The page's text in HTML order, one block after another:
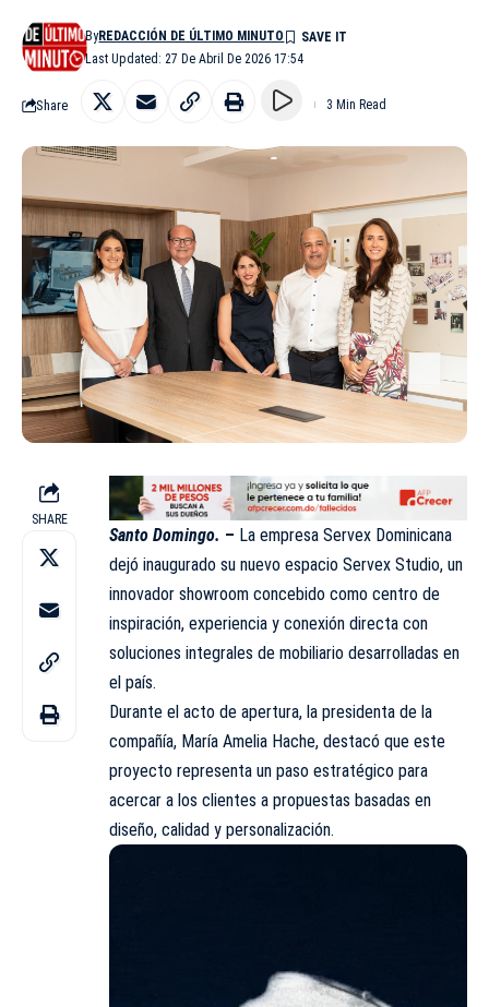
Last Updated: 27 De Abril De 2026 17:54
ByREDACCIÓN DE ÚLTIMO MINUTO
Share 3 Min Read
SHARE
Santo Domingo. – La empresa Servex Dominicana
dejó inaugurado su nuevo espacio Servex Studio, un
innovador showroom concebido como centro de
inspiración, experiencia y conexión directa con
soluciones integrales de mobiliario desarrolladas en
el país.
Durante el acto de apertura, la presidenta de la
compañía, María Amelia Hache, destacó que este
proyecto representa un paso estratégico para
acercar a los clientes a propuestas basadas en
diseño, calidad y personalización.